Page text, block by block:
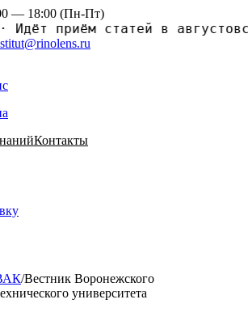
— 18:00 (Пн-Пт)
приём статей в
Контакты
/Вестник Воронежского
университета